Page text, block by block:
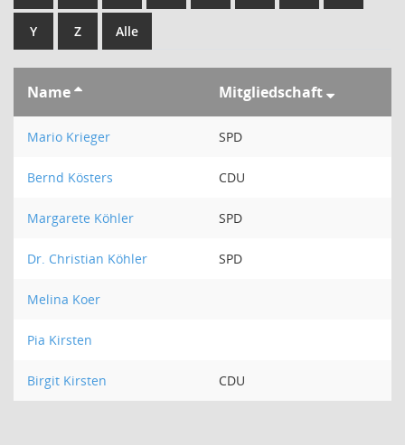
Y Z Alle
Name Mitgliedschaft
Mario Krieger SPD
Bernd Kösters CDU
Margarete Köhler SPD
Dr. Christian Köhler SPD
Melina Koer
Pia Kirsten
Birgit Kirsten CDU